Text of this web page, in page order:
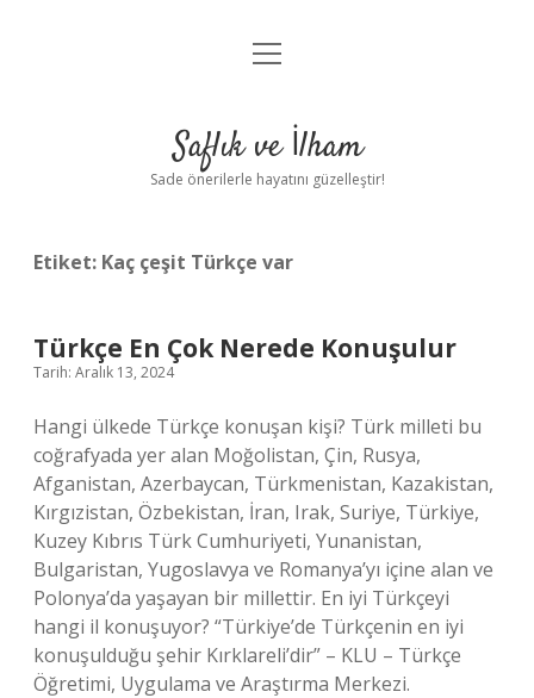
Anasayfa
Yasal Uyarı
menüyü
Saflık ve İlham
Sade önerilerle hayatını güzelleştir!
Etiket: Kaç çeşit Türkçe var
Türkçe En Çok Nerede Konuşulur
Tarih: Aralık 13, 2024
Hangi ülkede Türkçe konuşan kişi? Türk milleti bu
coğrafyada yer alan Moğolistan, Çin, Rusya,
Afganistan, Azerbaycan, Türkmenistan, Kazakistan,
Kırgızistan, Özbekistan, İran, Irak, Suriye, Türkiye,
Kuzey Kıbrıs Türk Cumhuriyeti, Yunanistan,
Bulgaristan, Yugoslavya ve Romanya’yı içine alan ve
Polonya’da yaşayan bir millettir. En iyi Türkçeyi
hangi il konuşuyor? “Türkiye’de Türkçenin en iyi
konuşulduğu şehir Kırklareli’dir” – KLU – Türkçe
Öğretimi, Uygulama ve Araştırma Merkezi.